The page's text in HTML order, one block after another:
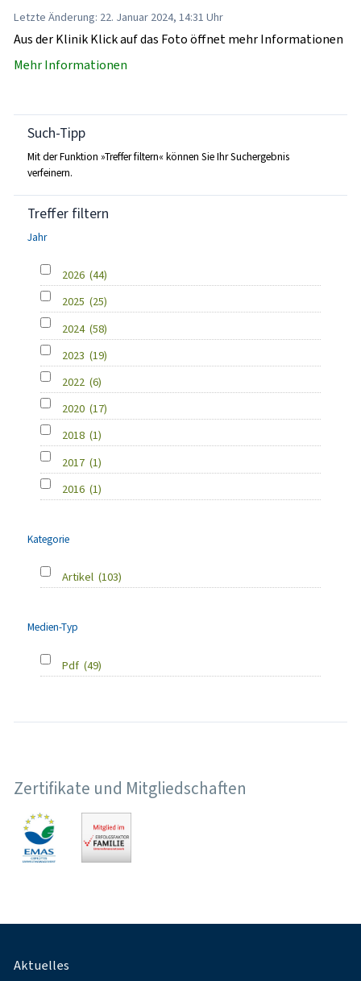
Letzte Änderung: 22. Januar 2024, 14:31 Uhr
Aus der Klinik Klick auf das Foto öffnet mehr Informationen
Mehr Informationen
Such-Tipp
Mit der Funktion »Treffer filtern« können Sie Ihr Suchergebnis
verfeinern.
Treffer filtern
Jahr
2026 (44)
2025 (25)
2024 (58)
2023 (19)
2022 (6)
2020 (17)
2018 (1)
2017 (1)
2016 (1)
Kategorie
Artikel (103)
Medien-Typ
Pdf (49)
Zertifikate und Mitgliedschaften
Fußnavigation
Aktuelles